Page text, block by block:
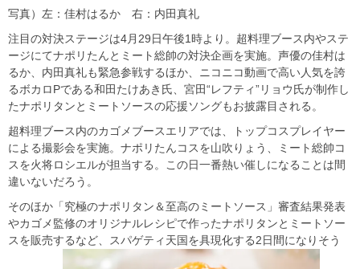
写真）左：佳村はるか 右：内田真礼
注目の対決ステージは4月29日午後1時より。超料理ブース内やステ
ージにてナポリたんとミート総帥の対決企画を実施。声優の佳村は
るか、内田真礼も緊急参戦するほか、ニコニコ動画で高い人気を誇
るボカロPである和田たけあき氏、宮田“レフティ”リョウ氏が制作し
たナポリタンとミートソースの応援ソングもお披露目される。
超料理ブース内のカゴメブースエリアでは、トップコスプレイヤー
による撮影会を実施。ナポリたんコスを山吹りょう、ミート総帥コ
スを火将ロシエルが担当する。この日一番熱い催しになることは間
違いないだろう。
そのほか「究極のナポリタン＆至高のミートソース」審査結果発表
やカゴメ監修のオリジナルレシピで作ったナポリタンとミートソー
スを販売するなど、スパゲティ天国を具現化する2日間になりそう